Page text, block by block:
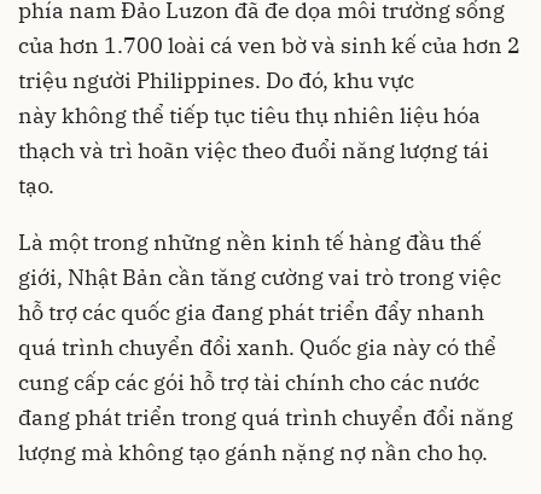
phía nam Đảo Luzon đã đe dọa môi trường sống
của hơn 1.700 loài cá ven bờ và sinh kế của hơn 2
triệu người Philippines. Do đó, khu vực
này không thể tiếp tục tiêu thụ nhiên liệu hóa
thạch và trì hoãn việc theo đuổi năng lượng tái
tạo.
Là một trong những nền kinh tế hàng đầu thế
giới, Nhật Bản cần tăng cường vai trò trong việc
hỗ trợ các quốc gia đang phát triển đẩy nhanh
quá trình chuyển đổi xanh. Quốc gia này có thể
cung cấp các gói hỗ trợ tài chính cho các nước
đang phát triển trong quá trình chuyển đổi năng
lượng mà không tạo gánh nặng nợ nần cho họ.